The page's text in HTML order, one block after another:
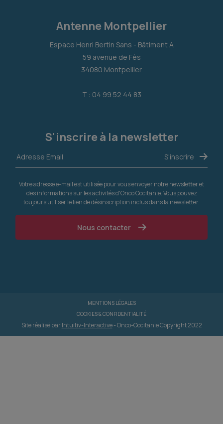
Antenne Montpellier
Espace Henri Bertin Sans - Bâtiment A
59 avenue de Fès
34080 Montpellier
T : 04 99 52 44 83
S'inscrire à la newsletter
Votre adresse e-mail est utilisée pour vous envoyer notre newsletter et
des informations sur les activités d'Onco Occitanie. Vous pouvez
toujours utiliser le lien de désinscription inclus dans la newsletter.
Nous contacter
MENTIONS LÉGALES
COOKIES & CONFIDENTIALITÉ
Site réalisé parIntuitiv-Interactive- Onco-Occitanie Copyright 2022